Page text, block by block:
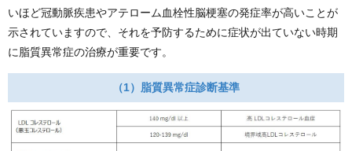
いほど冠動脈疾患やアテローム血栓性脳梗塞の発症率が高いことが
示されていますので、それを予防するために症状が出ていない時期
に脂質異常症の治療が重要です。
（1）脂質異常症診断基準